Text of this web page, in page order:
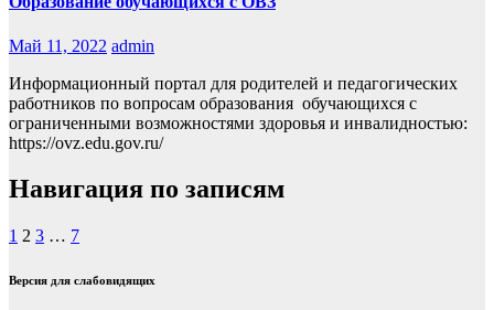
Май 11, 2022 admin
Информационный портал для родителей и педагогических
работников по вопросам образования обучающихся с
ограниченными возможностями здоровья и инвалидностью:
https://ovz.edu.gov.ru/
Навигация по записям
1 2 3 … 7
Версия для слабовидящих